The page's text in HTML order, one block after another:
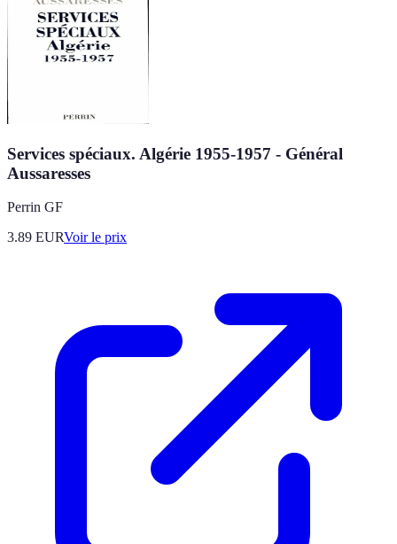
Services spéciaux. Algérie 1955-1957 - Général
Aussaresses
Perrin GF
3.89 EURVoir le prix